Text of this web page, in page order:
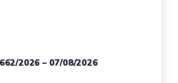
2026 – 07/08/2026